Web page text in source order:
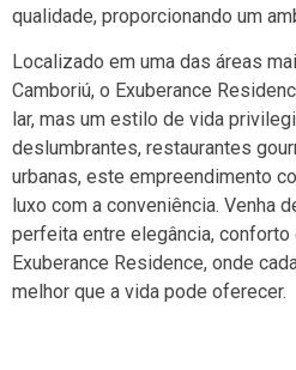
qualidade, proporcionando um
Localizado em uma das áreas
Camboriú, o Exuberance
lar, mas um estilo de vida
deslumbrantes, restaurantes
urbanas, este empreendimento
luxo com a conveniência. Venha
perfeita entre elegância,
Exuberance Residence, onde
melhor que a vida pode oferecer.